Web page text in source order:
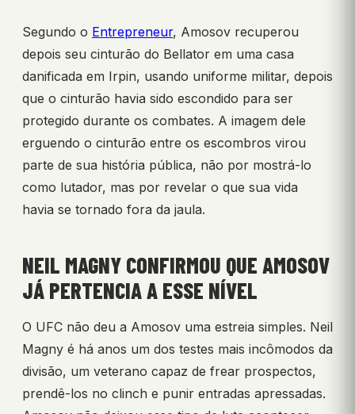
Segundo o Entrepreneur, Amosov recuperou
depois seu cinturão do Bellator em uma casa
danificada em Irpin, usando uniforme militar, depois
que o cinturão havia sido escondido para ser
protegido durante os combates. A imagem dele
erguendo o cinturão entre os escombros virou
parte de sua história pública, não por mostrá-lo
como lutador, mas por revelar o que sua vida
havia se tornado fora da jaula.
NEIL MAGNY CONFIRMOU QUE AMOSOV
JÁ PERTENCIA A ESSE NÍVEL
O UFC não deu a Amosov uma estreia simples. Neil
Magny é há anos um dos testes mais incômodos da
divisão, um veterano capaz de frear prospectos,
prendê-los no clinch e punir entradas apressadas.